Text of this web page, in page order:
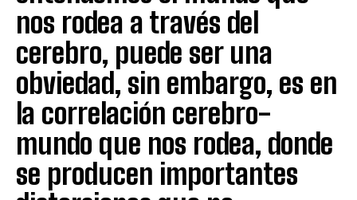
nos rodea a través del
cerebro, puede ser una
obviedad, sin embargo, es en
la correlación cerebro-
mundo que nos rodea, donde
se producen importantes